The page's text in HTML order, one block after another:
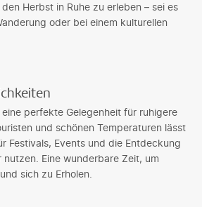
Herbst in Ruhe zu erleben – sei es
oder bei einem kulturellen
perfekte Gelegenheit für ruhigere
und schönen Temperaturen lässt
Festivals, Events und die Entdeckung
Eine wunderbare Zeit, um
sich zu Erholen.